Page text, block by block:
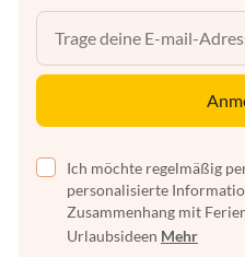
Ich möchte regelmäßig
personalisierte
Zusammenhang mit
Urlaubsideen Mehr